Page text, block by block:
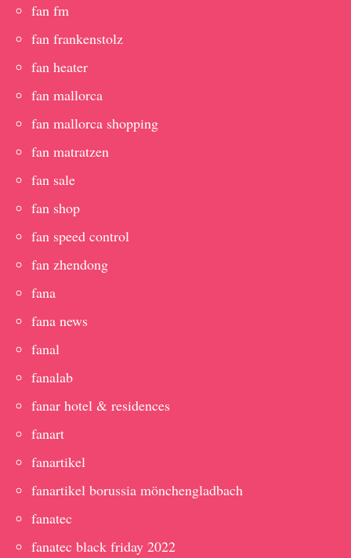
fan fm
fan frankenstolz
fan heater
fan mallorca
fan mallorca shopping
fan matratzen
fan sale
fan shop
fan speed control
fan zhendong
fana
fana news
fanal
fanalab
fanar hotel & residences
fanart
fanartikel
fanartikel borussia mönchengladbach
fanatec
fanatec black friday 2022